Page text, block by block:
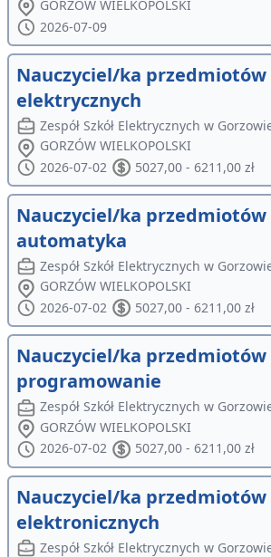
GORZÓW WIELKOPOLSKI
2026-07-09
Nauczyciel/ka przedmiotów
elektrycznych
Zespół Szkół Elektrycznych w
GORZÓW WIELKOPOLSKI
2026-07-02
5027,00 - 6211,00 zł
Nauczyciel/ka przedmiotów
automatyka
Zespół Szkół Elektrycznych w
GORZÓW WIELKOPOLSKI
2026-07-02
5027,00 - 6211,00 zł
Nauczyciel/ka przedmiotów
programowanie
Zespół Szkół Elektrycznych w
GORZÓW WIELKOPOLSKI
2026-07-02
5027,00 - 6211,00 zł
Nauczyciel/ka przedmiotów
elektronicznych
Zespół Szkół Elektrycznych w